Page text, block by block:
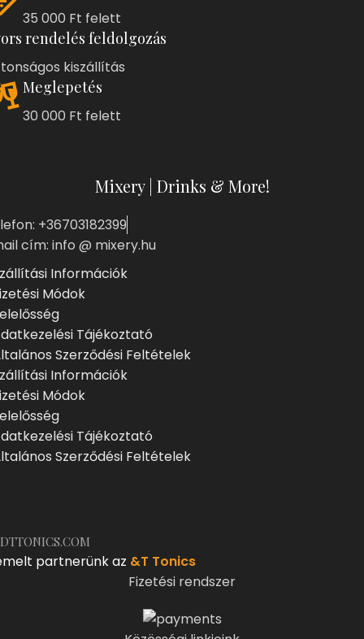
35 000 Ft felett
rendelés feldolgozás
kiszállítás
Meglepetés
30 000 Ft felett
Mixery | Drinks & More!
+36703182399
cím: info @ mixery.hu
Információk
Módok
Tájékoztató
Szerződési Feltételek
Információk
Módok
Tájékoztató
Szerződési Feltételek
partnerünk az &T Tonics
Fizetési rendszer